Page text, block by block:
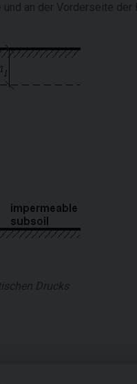
an der Vorderseite der
Drucks